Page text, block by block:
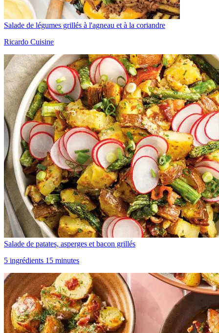
Salade de légumes grillés à l'agneau et à la coriandre
Ricardo Cuisine
Salade de patates, asperges et bacon grillés
5 ingrédients 15 minutes